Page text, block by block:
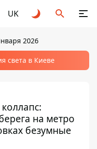
UK
2026
света в Киеве
на метро
безумные